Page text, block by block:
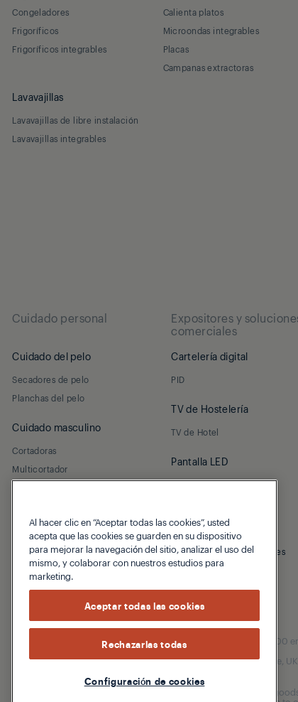
Congeladores
Frigoríficos
Frigoríficos integrables
Calienta platos
Microondas integrables
Placas
Campanas extractoras
Lavavajillas
Lavavajillas de libre instalación
Lavavajillas integrables
Cuidado personal
Cuidado del pelo
Secadores de pelo
Planchas del pelo
Cuidado masculino
Cortadoras
Multicortador
Expositores y
comerciales
Cartelería digital
PID
TV de Hostelería
TV de Hotel
Pantalla LED
Led interior
© 2026 Grundig Politica de Privacidad Politica de Cookies
Our parent company, Beko has 55,000
(i.e. Türkiye,
Beko became the largest white
Al hacer clic en “Aceptar todas las cookies”, usted
acepta que las cookies se guarden en su dispositivo
para mejorar la navegación del sitio, analizar el uso del
mismo, y colaborar con nuestros estudios para
marketing.
Aceptar todas las cookies
Rechazarlas todas
Configuración de cookies